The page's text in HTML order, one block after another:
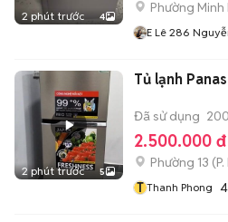
2 phút trước 4
Phường Minh
E Lê 286
2 phút trước 5
Tủ lạnh
Đã sử dụng
2.500.000 đ
Phường 13 (
T Thanh Phong